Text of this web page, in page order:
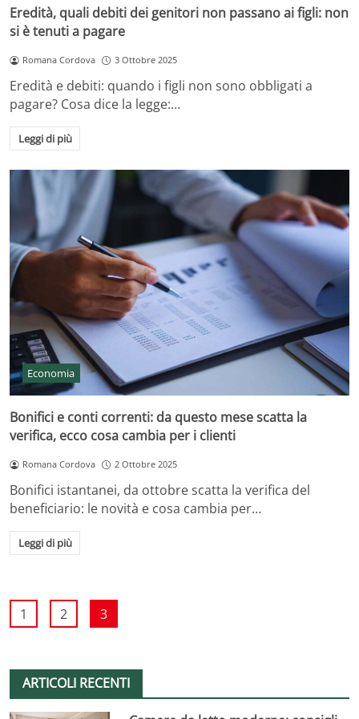
Eredità, quali debiti dei genitori non passano ai figli: non
si è tenuti a pagare
Romana Cordova 3 Ottobre 2025
Eredità e debiti: quando i figli non sono obbligati a
pagare? Cosa dice la legge:…
Leggi di più
Economia
Bonifici e conti correnti: da questo mese scatta la
verifica, ecco cosa cambia per i clienti
Romana Cordova 2 Ottobre 2025
Bonifici istantanei, da ottobre scatta la verifica del
beneficiario: le novità e cosa cambia per…
Leggi di più
1 2 3
ARTICOLI RECENTI